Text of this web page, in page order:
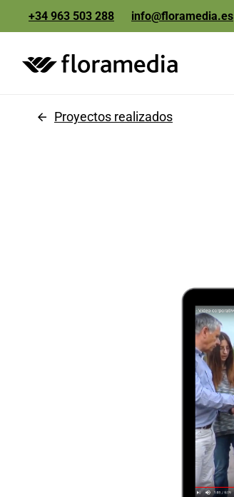
+34 963 503 288 info@floramedia.es
Proyectos realizados